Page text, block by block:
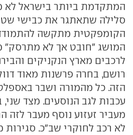
המתקדמת ביותר בישראל לא
סלילה שתאתגר את כבישי
הקומפקטית מתקשה
המושג "חובט אך לא מתרסק"
רושם, בחרה פרשנות מאוד
הזה. כל מהמורה ושבר
עכבות לגב הנוסעים. מצד
מעביר זעזוע נוסף מעבר לזה
לא רכב לחוקרי שב"כ.